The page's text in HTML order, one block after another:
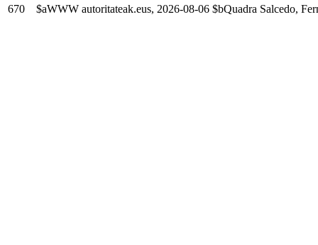
670
$aWWW autoritateak.eus, 2026-08-06 $bQuadra Salcedo,